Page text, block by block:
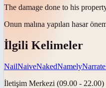
The damage done to his
Onun malına yapılan hasar
İlgili Kelimeler
NailNaiveNakedNamelyNarrate
İletişim Merkezi (09.00 - 22.00)